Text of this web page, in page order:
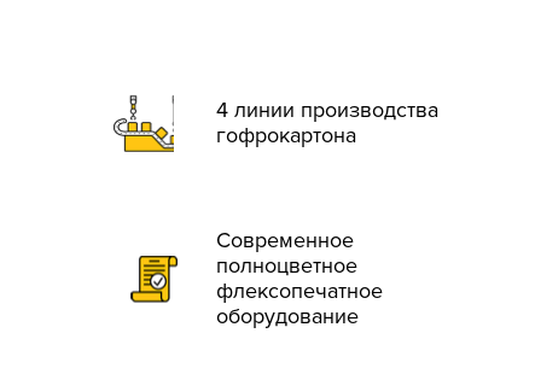
4 линии производства
гофрокартона
Современное
полноцветное
флексопечатное
оборудование